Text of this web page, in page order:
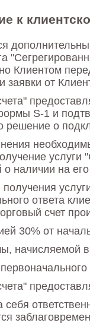
к
Клиентом
заявки от
S-1 и
о
услуги
о наличии на
ответа
счет
30% от
начисляемой
себя